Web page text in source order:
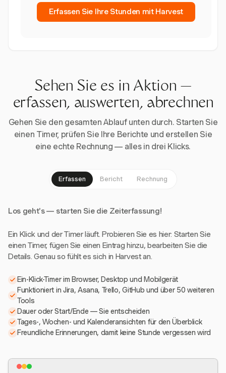
Erfassen Sie Ihre Stunden mit Harvest
Sehen Sie es in Aktion —
erfassen, auswerten, abrechnen
Gehen Sie den gesamten Ablauf unten durch. Starten Sie
einen Timer, prüfen Sie Ihre Berichte und erstellen Sie
eine echte Rechnung — alles in drei Klicks.
Erfassen Bericht Rechnung
Los geht's — starten Sie die Zeiterfassung!
Ein Klick und der Timer läuft. Probieren Sie es hier: Starten Sie
einen Timer, fügen Sie einen Eintrag hinzu, bearbeiten Sie die
Details. Genau so fühlt es sich in Harvest an.
Ein-Klick-Timer im Browser, Desktop und Mobilgerät
Funktioniert in Jira, Asana, Trello, GitHub und über 50 weiteren
Tools
Dauer oder Start/Ende — Sie entscheiden
Tages-, Wochen- und Kalenderansichten für den Überblick
Freundliche Erinnerungen, damit keine Stunde vergessen wird